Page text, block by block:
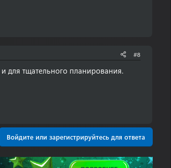
#8
для тщательного планирования.
Войдите или зарегистрируйтесь для ответа